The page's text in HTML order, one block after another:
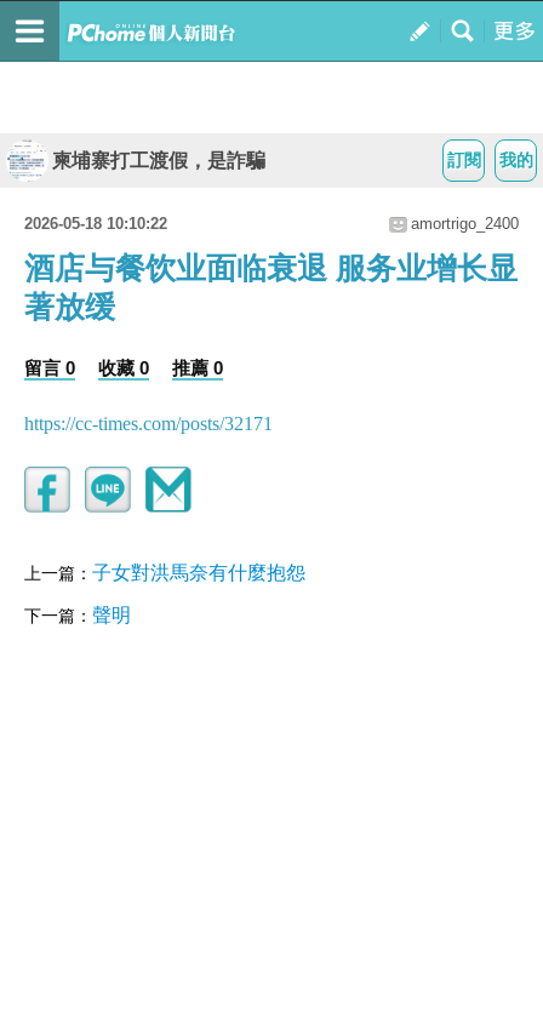
我的
訂閱
柬埔寨打工渡假，是詐騙
2026-05-18 10:10:22 amortrigo_2400
酒店与餐饮业面临衰退 服务业增长显
著放缓
留言 0 收藏 0 推薦 0
https://cc-times.com/posts/32171
上一篇： 子女對洪馬奈有什麼抱怨
下一篇： 聲明